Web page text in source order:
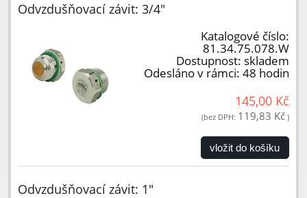
Odvzdušňovací závit: 3/4"
Katalogové číslo:
81.34.75.078.W
Dostupnost: skladem
Odesláno v rámci: 48 hodin
145,00 Kč
(bez DPH: 119,83 Kč )
vložit do košíku
Odvzdušňovací závit: 1"